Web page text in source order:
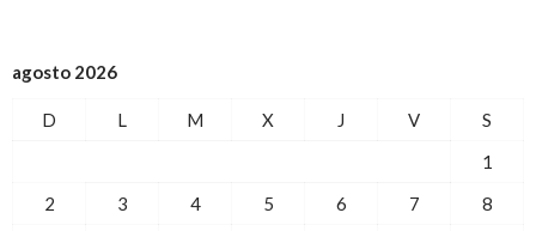
agosto 2026
D L M X J V
S
1
2
3 4 5 6 7
8